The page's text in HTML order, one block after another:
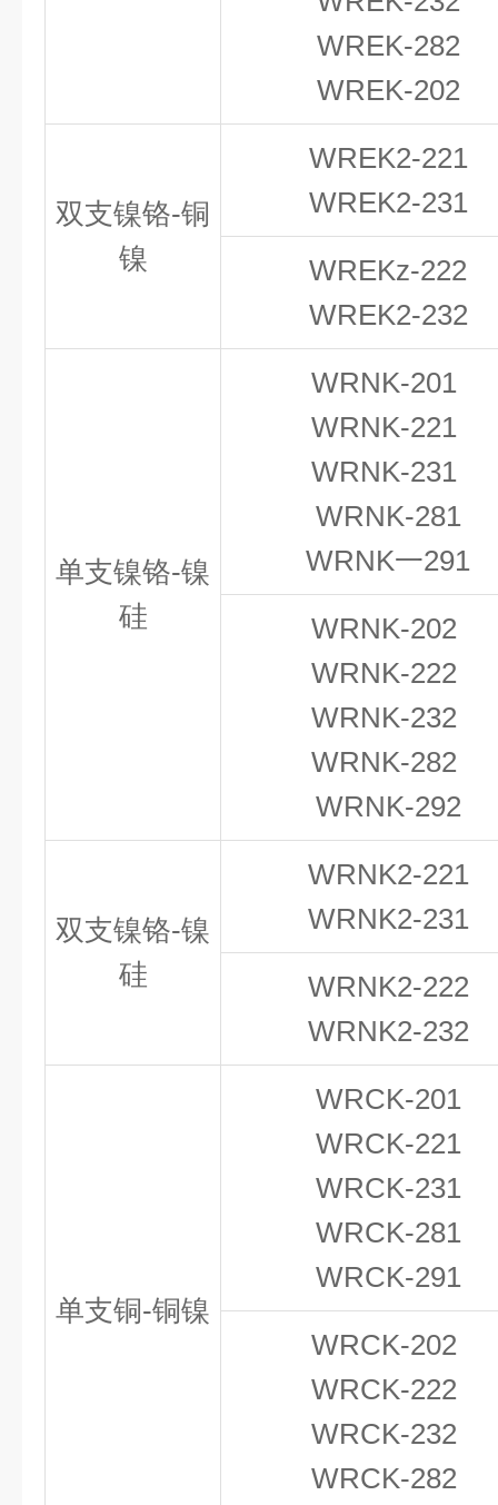
WREK-282
WREK-202
双支镍铬-铜
镍
WREK2-221
WREK2-231
WREKz-222
WREK2-232
单支镍铬-镍
硅
WRNK-201
WRNK-221
WRNK-231
WRNK-281
WRNK一291
WRNK-202
WRNK-222
WRNK-232
WRNK-282
WRNK-292
双支镍铬-镍
硅
WRNK2-221
WRNK2-231
WRNK2-222
WRNK2-232
单支铜-铜镍
WRCK-201
WRCK-221
WRCK-231
WRCK-281
WRCK-291
WRCK-202
WRCK-222
WRCK-232
WRCK-282